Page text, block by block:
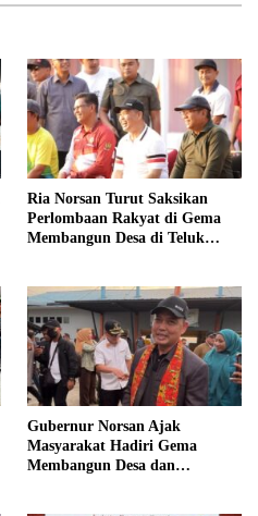
Ria Norsan Turut Saksikan
Perlombaan Rakyat di Gema
Membangun Desa di Teluk
Gubernur Norsan Ajak
Masyarakat Hadiri Gema
Membangun Desa dan